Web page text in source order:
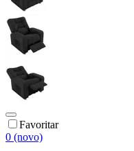
Favoritar
0 (novo)